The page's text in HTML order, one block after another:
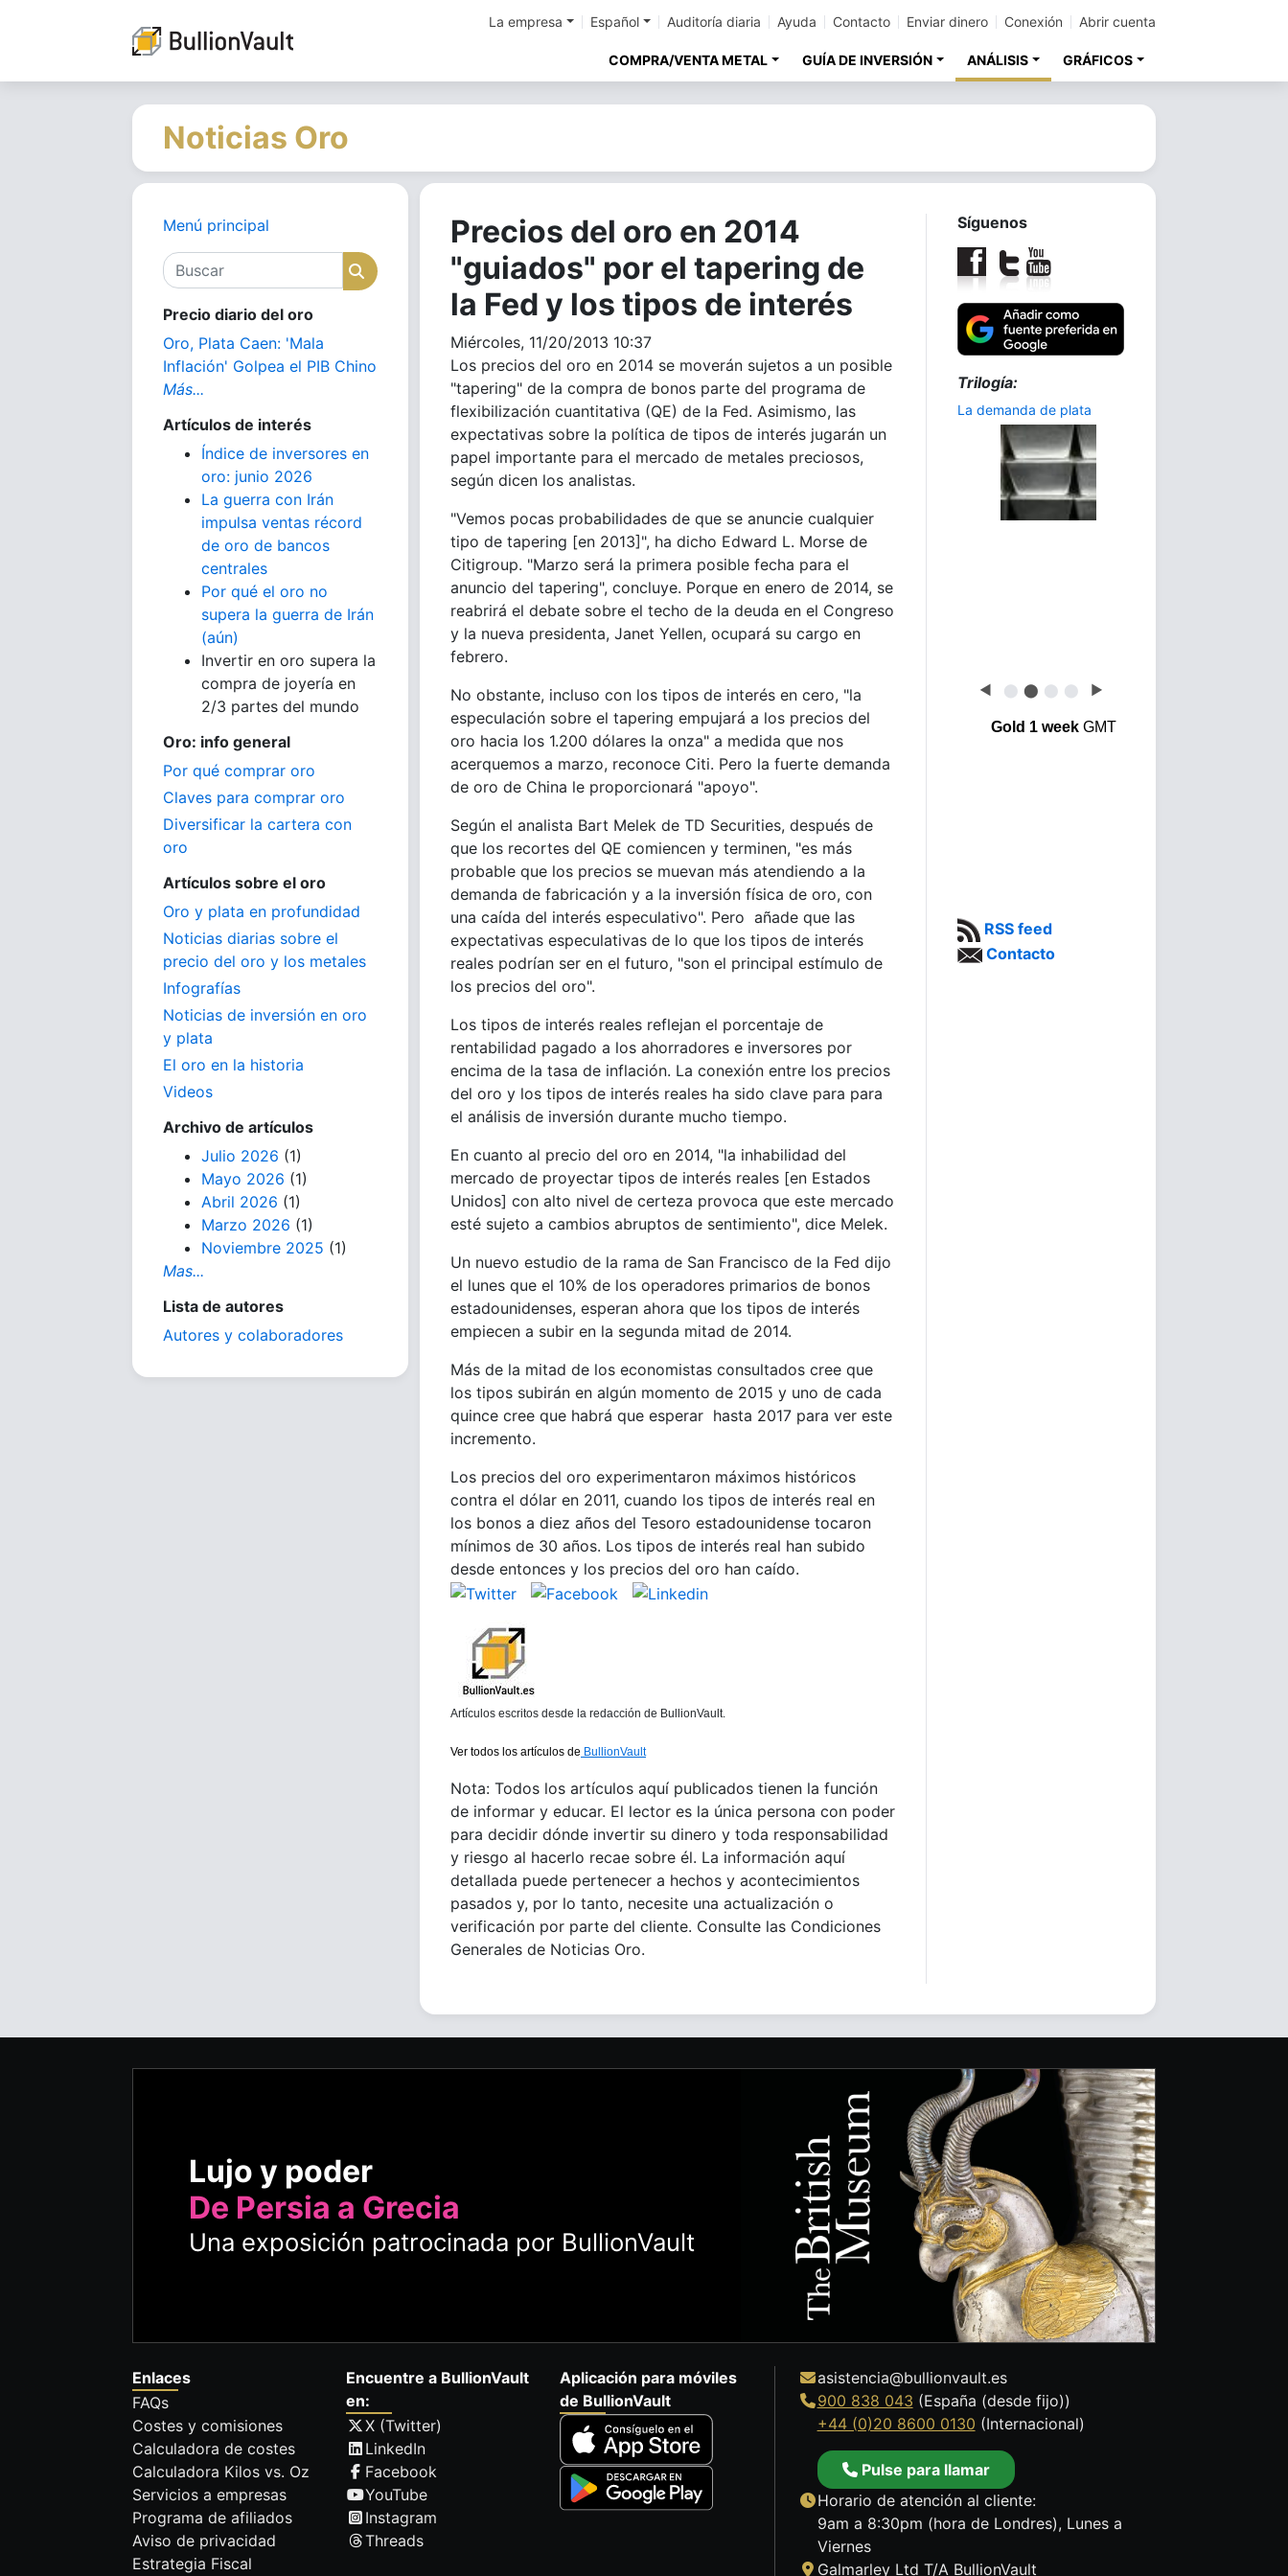
La empresa Español Auditoría diaria Ayuda Contacto Enviar dinero Conexión Abrir cuenta
COMPRA/VENTA METAL GUÍA DE INVERSIÓN ANÁLISIS GRÁFICOS
Noticias Oro
Menú principal
Buscar
Buscar
Precio diario del oro
Oro, Plata Caen: 'Mala
Inflación' Golpea el PIB Chino
Más...
Artículos de interés
Índice de inversores en
oro: junio 2026
La guerra con Irán
impulsa ventas récord
de oro de bancos
centrales
Por qué el oro no
supera la guerra de Irán
(aún)
Invertir en oro supera la
compra de joyería en
2/3 partes del mundo
Oro: info general
Por qué comprar oro
Claves para comprar oro
Diversificar la cartera con
oro
Artículos sobre el oro
Oro y plata en profundidad
Noticias diarias sobre el
precio del oro y los metales
Infografías
Noticias de inversión en oro
y plata
El oro en la historia
Videos
Archivo de artículos
Julio 2026 (1)
Mayo 2026 (1)
Abril 2026 (1)
Marzo 2026 (1)
Noviembre 2025 (1)
Mas...
Lista de autores
Autores y colaboradores
Precios del oro en 2014
"guiados" por el tapering de
la Fed y los tipos de interés
Miércoles, 11/20/2013 10:37
Los precios del oro en 2014 se moverán sujetos a un posible
"tapering" de la compra de bonos parte del programa de
flexibilización cuantitativa (QE) de la Fed. Asimismo, las
expectativas sobre la política de tipos de interés jugarán un
papel importante para el mercado de metales preciosos,
según dicen los analistas.
"Vemos pocas probabilidades de que se anuncie cualquier
tipo de tapering [en 2013]", ha dicho Edward L. Morse de
Citigroup. "Marzo será la primera posible fecha para el
anuncio del tapering", concluye. Porque en enero de 2014, se
reabrirá el debate sobre el techo de la deuda en el Congreso
y la nueva presidenta, Janet Yellen, ocupará su cargo en
febrero.
No obstante, incluso con los tipos de interés en cero, "la
especulación sobre el tapering empujará a los precios del
oro hacia los 1.200 dólares la onza" a medida que nos
acerquemos a marzo, reconoce Citi. Pero la fuerte demanda
de oro de China le proporcionará "apoyo".
Según el analista Bart Melek de TD Securities, después de
que los recortes del QE comiencen y terminen, "es más
probable que los precios se muevan más atendiendo a la
demanda de fabricación y a la inversión física de oro, con
una caída del interés especulativo". Pero añade que las
expectativas especulativas de lo que los tipos de interés
reales podrían ser en el futuro, "son el principal estímulo de
los precios del oro".
Los tipos de interés reales reflejan el porcentaje de
rentabilidad pagado a los ahorradores e inversores por
encima de la tasa de inflación. La conexión entre los precios
del oro y los tipos de interés reales ha sido clave para para
el análisis de inversión durante mucho tiempo.
En cuanto al precio del oro en 2014, "la inhabilidad del
mercado de proyectar tipos de interés reales [en Estados
Unidos] con alto nivel de certeza provoca que este mercado
esté sujeto a cambios abruptos de sentimiento", dice Melek.
Un nuevo estudio de la rama de San Francisco de la Fed dijo
el lunes que el 10% de los operadores primarios de bonos
estadounidenses, esperan ahora que los tipos de interés
empiecen a subir en la segunda mitad de 2014.
Más de la mitad de los economistas consultados cree que
los tipos subirán en algún momento de 2015 y uno de cada
quince cree que habrá que esperar hasta 2017 para ver este
incremento.
Los precios del oro experimentaron máximos históricos
contra el dólar en 2011, cuando los tipos de interés real en
los bonos a diez años del Tesoro estadounidense tocaron
mínimos de 30 años. Los tipos de interés real han subido
desde entonces y los precios del oro han caído.
Artículos escritos desde la redacción de BullionVault.
Ver todos los artículos de BullionVault
Nota: Todos los artículos aquí publicados tienen la función
de informar y educar. El lector es la única persona con poder
para decidir dónde invertir su dinero y toda responsabilidad
y riesgo al hacerlo recae sobre él. La información aquí
detallada puede pertenecer a hechos y acontecimientos
pasados y, por lo tanto, necesite una actualización o
verificación por parte del cliente. Consulte las Condiciones
Generales de Noticias Oro.
Síguenos
Trilogía:
La demanda de plata
◀ ⬤ ⬤ ⬤ ⬤ ▶
Gold 1 weekGMT
RSS feed
Contacto
Lujo y poder
De Persia a Grecia
Una exposición patrocinada por BullionVault
Enlaces
FAQs
Costes y comisiones
Calculadora de costes
Calculadora Kilos vs. Oz
Servicios a empresas
Programa de afiliados
Aviso de privacidad
Estrategia Fiscal
Encuentre a BullionVault
en:
X (Twitter)
LinkedIn
Facebook
YouTube
Instagram
Threads
Aplicación para móviles
de BullionVault
asistencia@bullionvault.es
900 838 043 (España (desde fijo))
+44 (0)20 8600 0130 (Internacional)
Pulse para llamar
Horario de atención al cliente:
9am a 8:30pm (hora de Londres), Lunes a
Viernes
Galmarley Ltd T/A BullionVault